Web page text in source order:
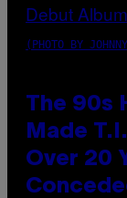
(PHOTO BY
The 90s
Made
Over 20